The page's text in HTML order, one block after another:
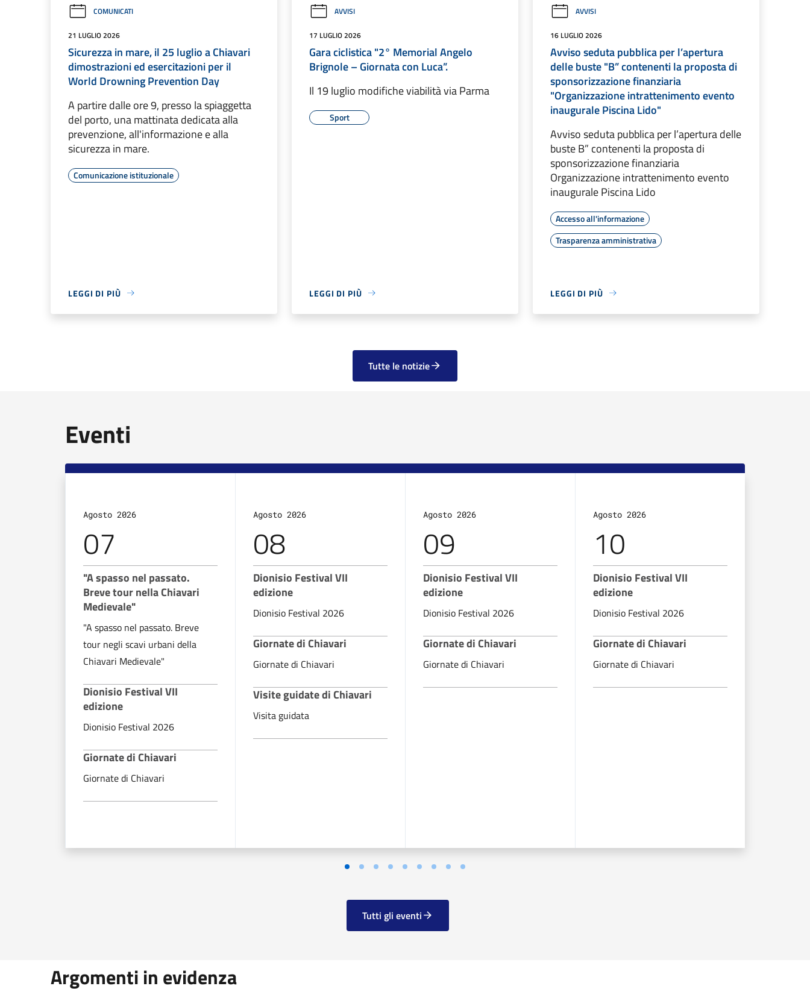
COMUNICATI
21 LUGLIO 2026
Sicurezza in mare, il 25 luglio a Chiavari
dimostrazioni ed esercitazioni per il
World Drowning Prevention Day
A partire dalle ore 9, presso la spiaggetta
del porto, una mattinata dedicata alla
prevenzione, all'informazione e alla
sicurezza in mare.
Comunicazione istituzionale
LEGGI DI PIÙ
AVVISI
17 LUGLIO 2026
Gara ciclistica "2° Memorial Angelo
Brignole – Giornata con Luca”.
Il 19 luglio modifiche viabilità via Parma
Sport
LEGGI DI PIÙ
AVVISI
16 LUGLIO 2026
Avviso seduta pubblica per l’apertura
delle buste "B” contenenti la proposta di
sponsorizzazione finanziaria
"Organizzazione intrattenimento evento
inaugurale Piscina Lido"
Avviso seduta pubblica per l’apertura delle
buste B” contenenti la proposta di
sponsorizzazione finanziaria
Organizzazione intrattenimento evento
inaugurale Piscina Lido
Accesso all'informazione
Trasparenza amministrativa
LEGGI DI PIÙ
Tutte le notizie
Eventi
Agosto 2026
07
"A spasso nel passato.
Breve tour nella Chiavari
Medievale"
"A spasso nel passato. Breve
tour negli scavi urbani della
Chiavari Medievale"
Dionisio Festival VII
edizione
Dionisio Festival 2026
Giornate di Chiavari
Giornate di Chiavari
Agosto 2026
08
Dionisio Festival VII
edizione
Dionisio Festival 2026
Giornate di Chiavari
Giornate di Chiavari
Visite guidate di Chiavari
Visita guidata
Agosto 2026
09
Dionisio Festival VII
edizione
Dionisio Festival 2026
Giornate di Chiavari
Giornate di Chiavari
Agosto 2026
10
Dionisio Festival VII
edizione
Dionisio Festival 2026
Giornate di Chiavari
Giornate di Chiavari
Tutti gli eventi
Argomenti in evidenza